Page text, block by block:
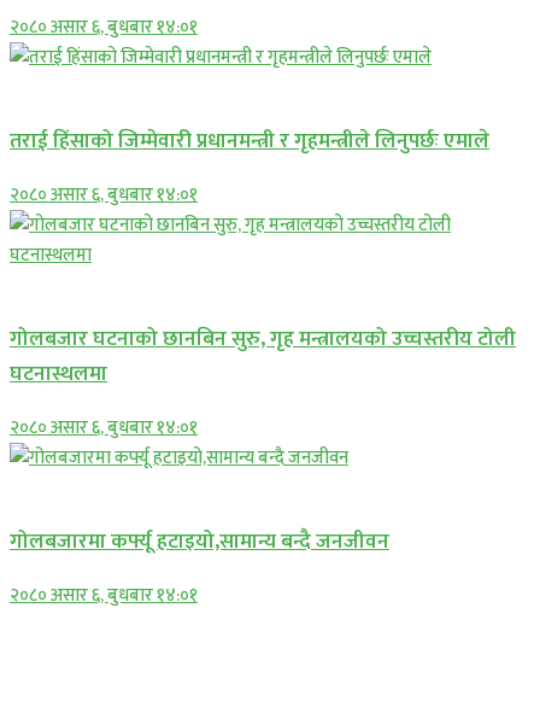
२०८० असार ६, बुधबार १४:०१
तराई हिंसाको जिम्मेवारी प्रधानमन्त्री र गृहमन्त्रीले लिनुपर्छः एमाले
२०८० असार ६, बुधबार १४:०१
गोलबजार घटनाको छानबिन सुरु, गृह मन्त्रालयको उच्चस्तरीय टोली
घटनास्थलमा
२०८० असार ६, बुधबार १४:०१
गोलबजारमा कर्फ्यू हटाइयो,सामान्य बन्दै जनजीवन
२०८० असार ६, बुधबार १४:०१